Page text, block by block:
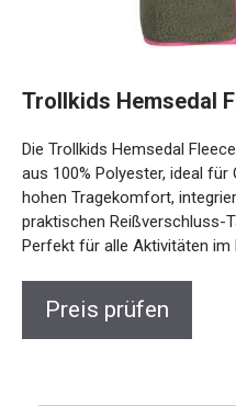
Wärme aus 100% Polyester,
Du genießt hohen
und praktischen
Schätze. Perfekt für alle